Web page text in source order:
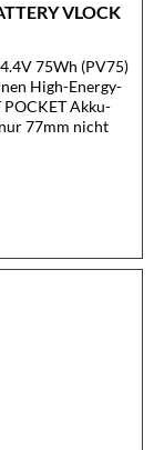
VLOCK
75Wh (PV75)
High-Energy-
POCKET Akku-
77mm nicht